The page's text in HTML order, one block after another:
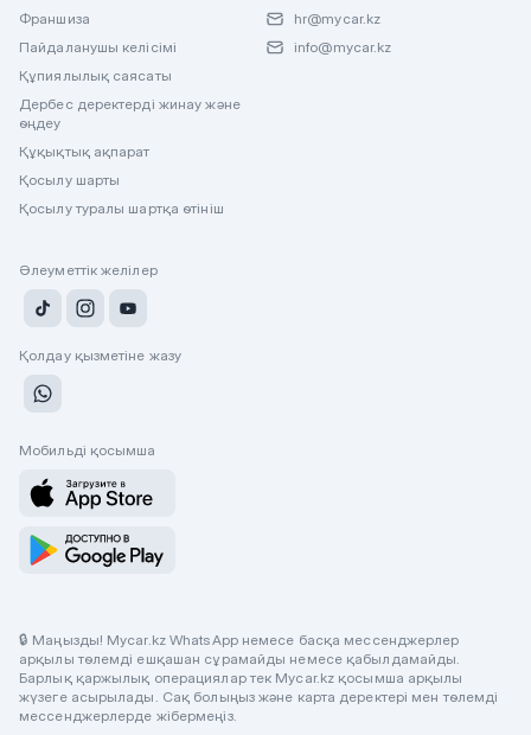
Франшиза
Пайдаланушы келісімі
Құпиялылық саясаты
Дербес деректерді жинау және
өңдеу
Құқықтық ақпарат
Қосылу шарты
Қосылу туралы шартқа өтініш
hr@mycar.kz
info@mycar.kz
Әлеуметтік желілер
Қолдау қызметіне жазу
Мобильді қосымша
🔒 Маңызды! Mycar.kz WhatsApp немесе басқа мессенджерлер
арқылы төлемді ешқашан сұрамайды немесе қабылдамайды.
Барлық қаржылық операциялар тек Mycar.kz қосымша арқылы
жүзеге асырылады. Сақ болыңыз және карта деректері мен төлемді
мессенджерлерде жібермеңіз.